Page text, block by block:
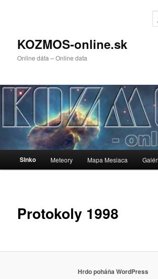
KOZMOS-online.sk
Online dáta – Online data
Slnko Meteory Mapa Mesiaca
Protokoly 1998
Hrdo poháňa WordPress